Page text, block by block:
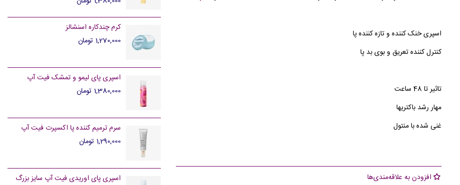
اسپری خنک کننده و تازه کننده پا
کنترل کننده تعریق و بوی بد پا
تاثیر تا 48 ساعت
مهار رشد باکتریها
غنی شده با منتول
افزودن به علاقه‌مندی‌ها
کرم چندکاره اسنشالز
1,270,000 تومان
اسپری پای لیمو و تمشک فیت آپ
1,380,000 تومان
سرم ترمیم کننده پا اکسپرت فیت آپ
1,290,000 تومان
اسپری پای اوریدی فیت آپ سایز بزرگ